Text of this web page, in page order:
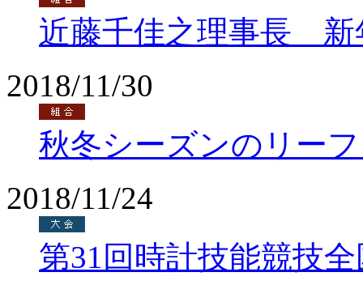
近藤千佳之理事長 新
2018/11/30
秋冬シーズンのリー
2018/11/24
第31回時計技能競技